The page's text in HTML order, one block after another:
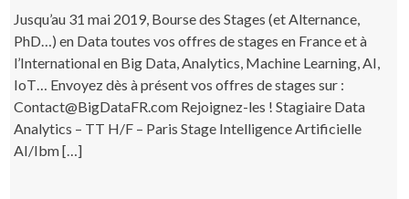
Jusqu’au 31 mai 2019, Bourse des Stages (et Alternance,
PhD…) en Data toutes vos offres de stages en France et à
l’International en Big Data, Analytics, Machine Learning, AI,
IoT… Envoyez dès à présent vos offres de stages sur :
Contact@BigDataFR.com Rejoignez-les ! Stagiaire Data
Analytics – TT H/F – Paris Stage Intelligence Artificielle
AI/Ibm […]